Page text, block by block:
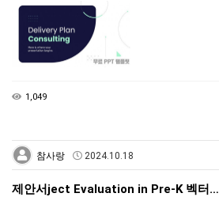
1,049
참사랑 2024.10.18
제안서ject Evaluation in Pre-K 벡터…